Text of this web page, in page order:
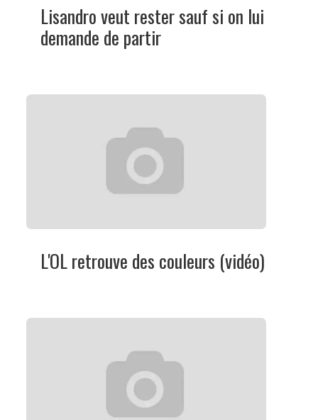
Lisandro veut rester sauf si on lui
demande de partir
L'OL retrouve des couleurs (vidéo)